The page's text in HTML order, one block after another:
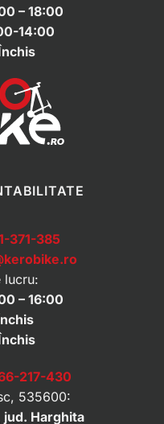
– 18:00
14:00
371-385
lucru:
– 16:00
217-430
535600:
jud. Harghita